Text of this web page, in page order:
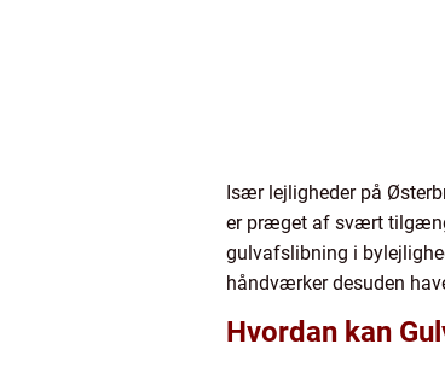
Især lejligheder på
er præget af svært
gulvafslibning i
håndværker desuden
Hvordan kan